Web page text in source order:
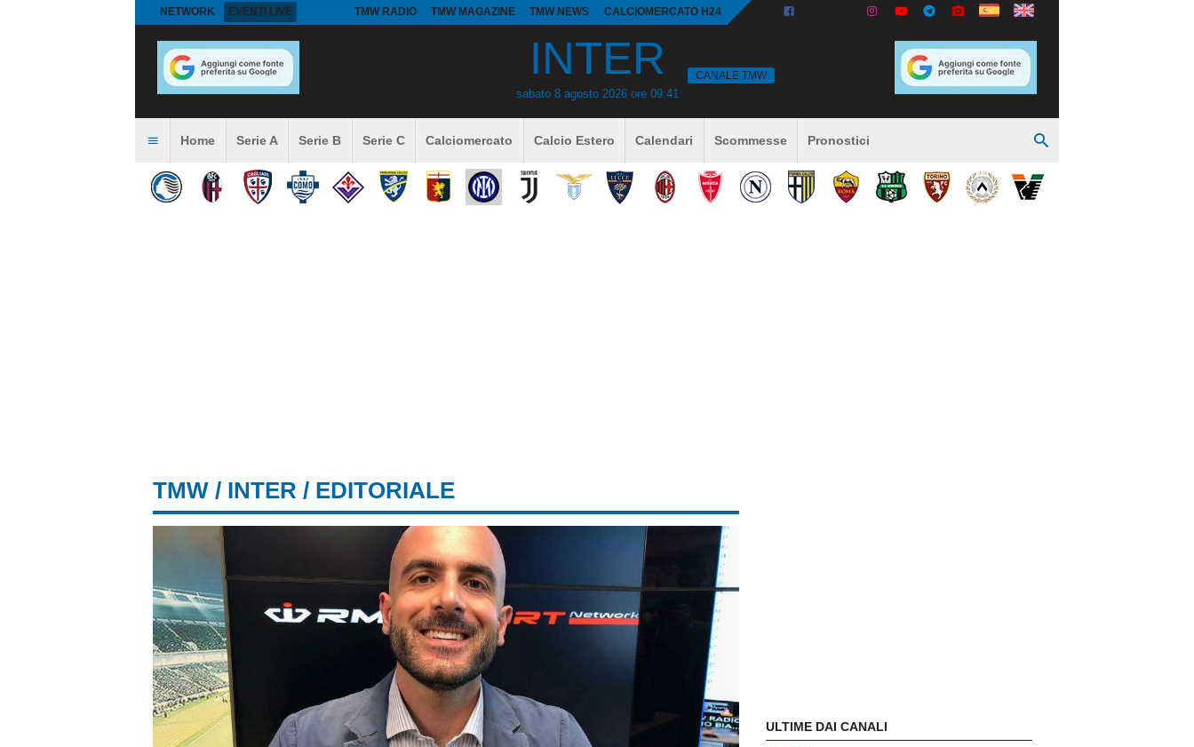
NETWORK EVENTI LIVE TMW RADIO TMW MAGAZINE TMW NEWS CALCIOMERCATO H24
INTER
sabato 8 agosto 2026 ore 09:41
CANALE TMW
Home Serie A Serie B Serie C Calciomercato Calcio Estero Calendari Scommesse Pronostici
TMW / INTER / EDITORIALE
ULTIME DAI CANALI